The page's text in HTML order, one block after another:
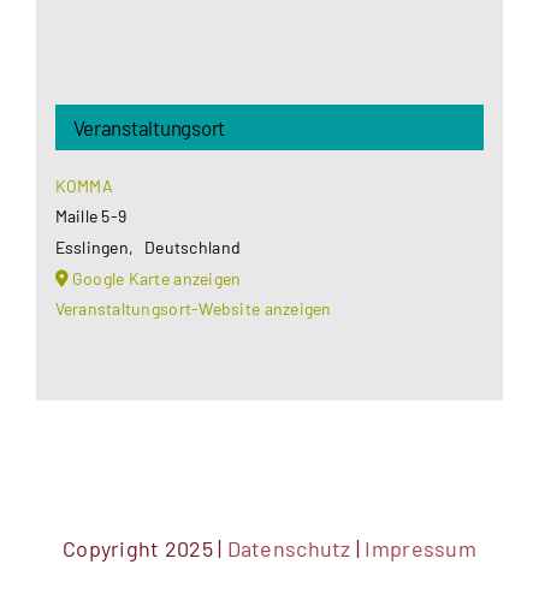
Veranstaltungsort
KOMMA
Maille 5-9
Esslingen,
Deutschland
Google Karte anzeigen
Veranstaltungsort-Website anzeigen
Copyright 2025 | Datenschutz | Impressum